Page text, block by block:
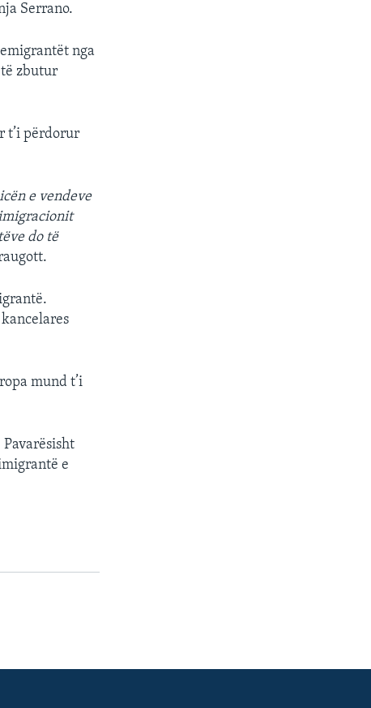
Serrano.
nga
zbutur
t’i përdorur
e vendeve
do të
mund t’i
e